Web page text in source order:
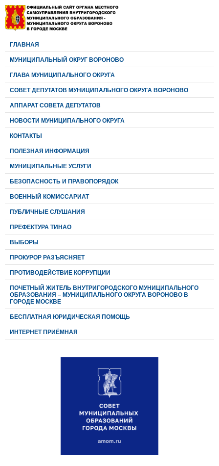
ГЛАВНАЯ
МУНИЦИПАЛЬНЫЙ ОКРУГ ВОРОНОВО
ГЛАВА МУНИЦИПАЛЬНОГО ОКРУГА
CОВЕТ ДЕПУТАТОВ МУНИЦИПАЛЬНОГО ОКРУГА ВОРОНОВО
АППАРАТ СОВЕТА ДЕПУТАТОВ
НОВОСТИ МУНИЦИПАЛЬНОГО ОКРУГА
КОНТАКТЫ
ПОЛЕЗНАЯ ИНФОРМАЦИЯ
МУНИЦИПАЛЬНЫЕ УСЛУГИ
БЕЗОПАСНОСТЬ И ПРАВОПОРЯДОК
ВОЕННЫЙ КОМИССАРИАТ
ПУБЛИЧНЫЕ СЛУШАНИЯ
ПРЕФЕКТУРА ТИНАО
ВЫБОРЫ
ПРОКУРОР РАЗЪЯСНЯЕТ
ПРОТИВОДЕЙСТВИЕ КОРРУПЦИИ
ПОЧЕТНЫЙ ЖИТЕЛЬ ВНУТРИГОРОДСКОГО МУНИЦИПАЛЬНОГО
ОБРАЗОВАНИЯ – МУНИЦИПАЛЬНОГО ОКРУГА ВОРОНОВО В
ГОРОДЕ МОСКВЕ
БЕСПЛАТНАЯ ЮРИДИЧЕСКАЯ ПОМОЩЬ
ИНТЕРНЕТ ПРИЁМНАЯ